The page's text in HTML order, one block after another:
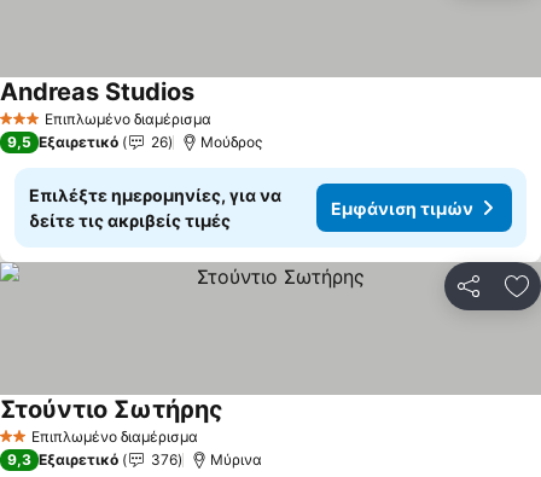
3 ΑστέριαΕπιπλωμένο διαμέρισμα
Andreas StudiosΕμφάνιση τιμών
9,5 Εξαιρετικό 26 Μούδρος
Επιλέξτε ημερομηνίες, για να
δείτε τις ακριβείς τιμές
Εμφάνιση τιμών
2 ΑστέριαΕπιπλωμένο διαμέρισμα
Στούντιο Σωτήρης
9,3 Εξαιρετικό 376 Μύρινα